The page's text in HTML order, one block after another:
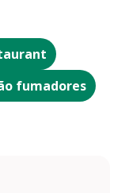
fumadores